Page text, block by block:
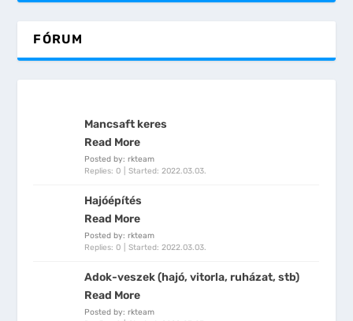
FÓRUM
Mancsaft keres
Read More
Posted by: rkteam
Replies: 0
Started:2022.03.03.
Hajóépítés
Read More
Posted by: rkteam
Replies: 0
Started:2022.03.03.
Adok-veszek (hajó, vitorla, ruházat, stb)
Read More
Posted by: rkteam